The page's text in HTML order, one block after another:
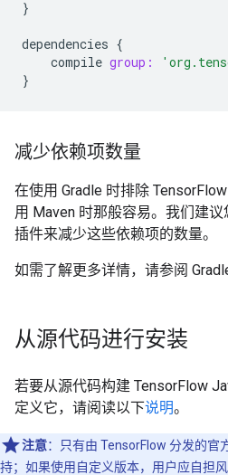
}
dependencies {
compile group:
}
减少依赖项数量
在使用 Gradle 时排除
用 Maven 时那般容易。我们建议
插件来减少这些依赖项的数量。
如需了解更多详情，请参阅
从源代码进行安装
若要从源代码构建 TensorFlow
定义它，请阅读以下说明。
注意：只有由 TensorFlow 分发的官
持；如果使用自定义版本，用户应自担